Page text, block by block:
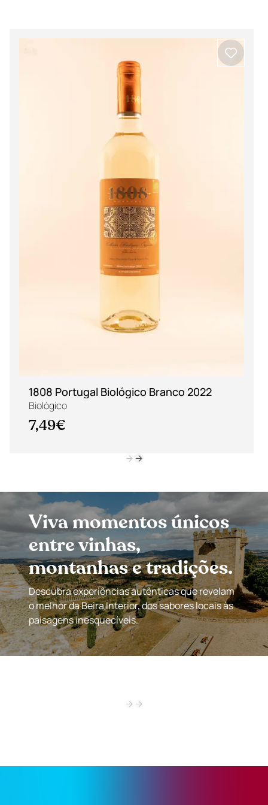
1808 Portugal Biológico Branco 2022
Biológico
7,49€
Viva momentos únicos
entre vinhas,
montanhas e tradições.
Descubra experiências autênticas que revelam
o melhor da Beira Interior, dos sabores locais às
paisagens inesquecíveis.